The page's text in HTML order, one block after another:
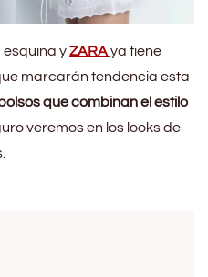
esquina yZARAya tiene
marcarán tendencia esta
que combinan el estilo
veremos en los looks de